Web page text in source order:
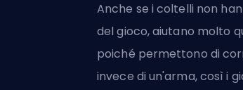
Anche se i coltelli non
del gioco, aiutano molto
poiché permettono di
invece di un'arma, così i